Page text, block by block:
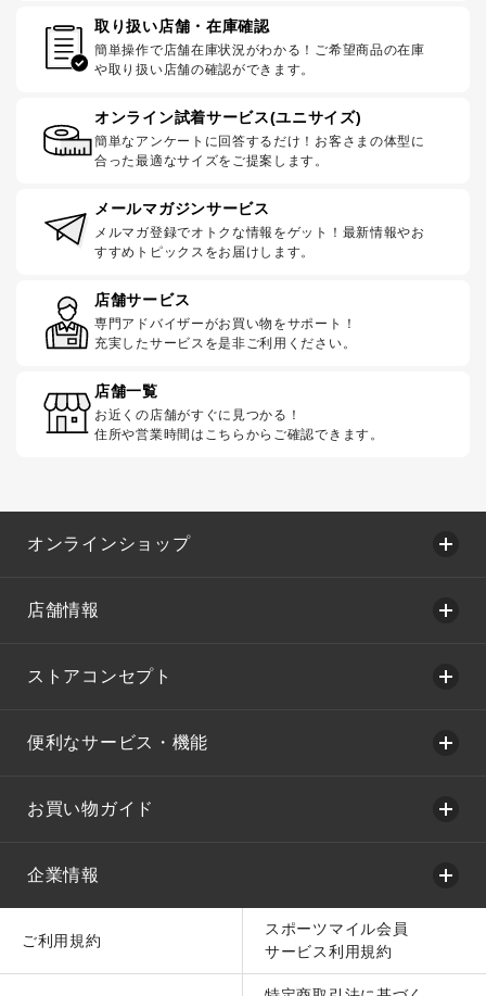
取り扱い店舗・在庫確認
簡単操作で店舗在庫状況がわかる！ご希望商品の在庫
や取り扱い店舗の確認ができます。
オンライン試着サービス(ユニサイズ)
簡単なアンケートに回答するだけ！お客さまの体型に
合った最適なサイズをご提案します。
メールマガジンサービス
メルマガ登録でオトクな情報をゲット！最新情報やお
すすめトピックスをお届けします。
店舗サービス
専門アドバイザーがお買い物をサポート！
充実したサービスを是非ご利用ください。
店舗一覧
お近くの店舗がすぐに見つかる！
住所や営業時間はこちらからご確認できます。
オンラインショップ
店舗情報
ストアコンセプト
便利なサービス・機能
お買い物ガイド
企業情報
ご利用規約
スポーツマイル会員
サービス利用規約